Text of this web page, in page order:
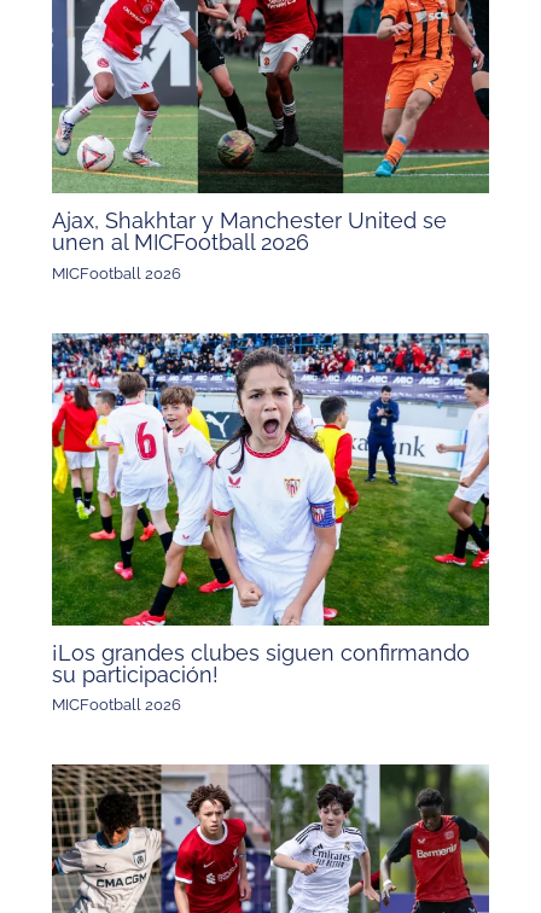
Ajax, Shakhtar y Manchester United se
unen al MICFootball 2026
MICFootball 2026
¡Los grandes clubes siguen confirmando
su participación!
MICFootball 2026